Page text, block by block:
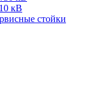
кВ
стойки